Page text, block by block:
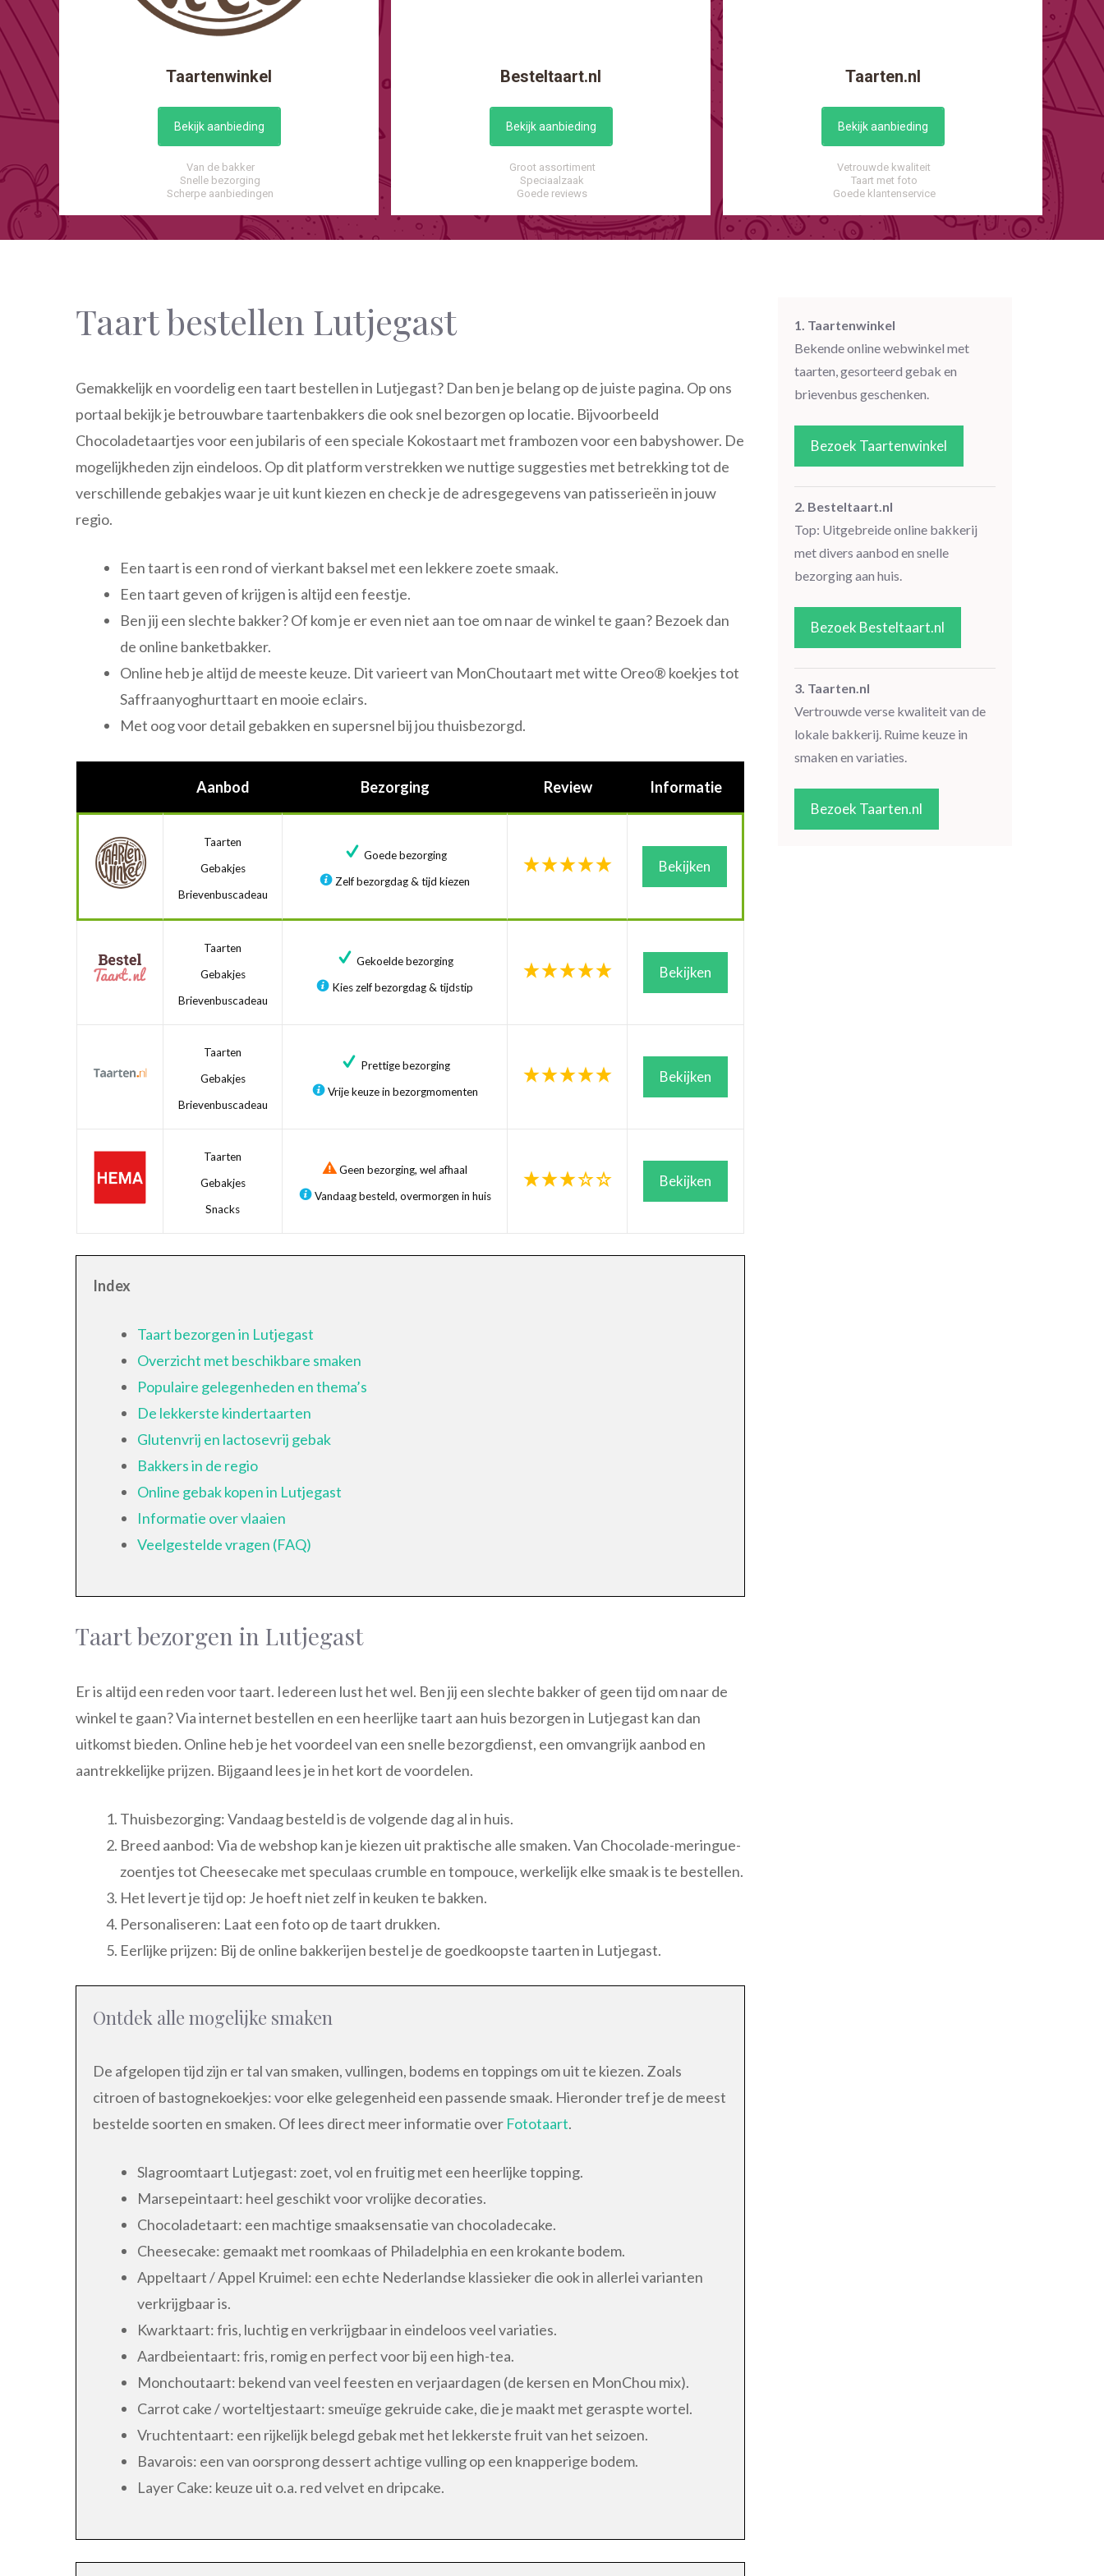
Taartenwinkel
Bekijk aanbieding
Van de bakker
Snelle bezorging
Scherpe aanbiedingen
Besteltaart.nl
Bekijk aanbieding
Groot assortiment
Speciaalzaak
Goede reviews
Taarten.nl
Bekijk aanbieding
Vetrouwde kwaliteit
Taart met foto
Goede klantenservice
Taart bestellen Lutjegast
Gemakkelijk en voordelig een taart bestellen in Lutjegast? Dan ben je belang op de juiste pagina. Op ons
portaal bekijk je betrouwbare taartenbakkers die ook snel bezorgen op locatie. Bijvoorbeeld
Chocoladetaartjes voor een jubilaris of een speciale Kokostaart met frambozen voor een babyshower. De
mogelijkheden zijn eindeloos. Op dit platform verstrekken we nuttige suggesties met betrekking tot de
verschillende gebakjes waar je uit kunt kiezen en check je de adresgegevens van patisserieën in jouw
regio.
Een taart is een rond of vierkant baksel met een lekkere zoete smaak.
Een taart geven of krijgen is altijd een feestje.
Ben jij een slechte bakker? Of kom je er even niet aan toe om naar de winkel te gaan? Bezoek dan
de online banketbakker.
Online heb je altijd de meeste keuze. Dit varieert van MonChoutaart met witte Oreo® koekjes tot
Saffraanyoghurttaart en mooie eclairs.
Met oog voor detail gebakken en supersnel bij jou thuisbezorgd.
Aanbod Bezorging Review Informatie
Taarten
Gebakjes
Brievenbuscadeau
Goede bezorging
Zelf bezorgdag & tijd kiezen
Bekijken
Taarten
Gebakjes
Brievenbuscadeau
Gekoelde bezorging
Kies zelf bezorgdag & tijdstip
Bekijken
Taarten
Gebakjes
Brievenbuscadeau
Prettige bezorging
Vrije keuze in bezorgmomenten
Bekijken
Taarten
Gebakjes
Snacks
Geen bezorging, wel afhaal
Vandaag besteld, overmorgen in huis
Bekijken
Index
Taart bezorgen in Lutjegast
Overzicht met beschikbare smaken
Populaire gelegenheden en thema’s
De lekkerste kindertaarten
Glutenvrij en lactosevrij gebak
Bakkers in de regio
Online gebak kopen in Lutjegast
Informatie over vlaaien
Veelgestelde vragen (FAQ)
Taart bezorgen in Lutjegast
Er is altijd een reden voor taart. Iedereen lust het wel. Ben jij een slechte bakker of geen tijd om naar de
winkel te gaan? Via internet bestellen en een heerlijke taart aan huis bezorgen in Lutjegast kan dan
uitkomst bieden. Online heb je het voordeel van een snelle bezorgdienst, een omvangrijk aanbod en
aantrekkelijke prijzen. Bijgaand lees je in het kort de voordelen.
Thuisbezorging: Vandaag besteld is de volgende dag al in huis.
Breed aanbod: Via de webshop kan je kiezen uit praktische alle smaken. Van Chocolade-meringue-
zoentjes tot Cheesecake met speculaas crumble en tompouce, werkelijk elke smaak is te bestellen.
Het levert je tijd op: Je hoeft niet zelf in keuken te bakken.
Personaliseren: Laat een foto op de taart drukken.
Eerlijke prijzen: Bij de online bakkerijen bestel je de goedkoopste taarten in Lutjegast.
Ontdek alle mogelijke smaken
De afgelopen tijd zijn er tal van smaken, vullingen, bodems en toppings om uit te kiezen. Zoals
citroen of bastognekoekjes: voor elke gelegenheid een passende smaak. Hieronder tref je de meest
bestelde soorten en smaken. Of lees direct meer informatie over Fototaart.
Slagroomtaart Lutjegast: zoet, vol en fruitig met een heerlijke topping.
Marsepeintaart: heel geschikt voor vrolijke decoraties.
Chocoladetaart: een machtige smaaksensatie van chocoladecake.
Cheesecake: gemaakt met roomkaas of Philadelphia en een krokante bodem.
Appeltaart / Appel Kruimel: een echte Nederlandse klassieker die ook in allerlei varianten
verkrijgbaar is.
Kwarktaart: fris, luchtig en verkrijgbaar in eindeloos veel variaties.
Aardbeientaart: fris, romig en perfect voor bij een high-tea.
Monchoutaart: bekend van veel feesten en verjaardagen (de kersen en MonChou mix).
Carrot cake / worteltjestaart: smeuïge gekruide cake, die je maakt met geraspte wortel.
Vruchtentaart: een rijkelijk belegd gebak met het lekkerste fruit van het seizoen.
Bavarois: een van oorsprong dessert achtige vulling op een knapperige bodem.
Layer Cake: keuze uit o.a. red velvet en dripcake.
1. Taartenwinkel
Bekende online webwinkel met
taarten, gesorteerd gebak en
brievenbus geschenken.
Bezoek Taartenwinkel
2. Besteltaart.nl
Top: Uitgebreide online bakkerij
met divers aanbod en snelle
bezorging aan huis.
Bezoek Besteltaart.nl
3. Taarten.nl
Vertrouwde verse kwaliteit van de
lokale bakkerij. Ruime keuze in
smaken en variaties.
Bezoek Taarten.nl